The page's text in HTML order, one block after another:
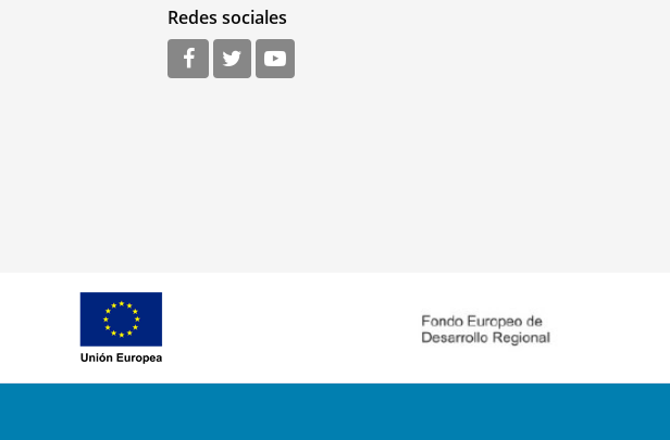
Redes sociales